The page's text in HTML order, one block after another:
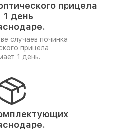
прицела
1 день
случаев починка
прицела
1 день.